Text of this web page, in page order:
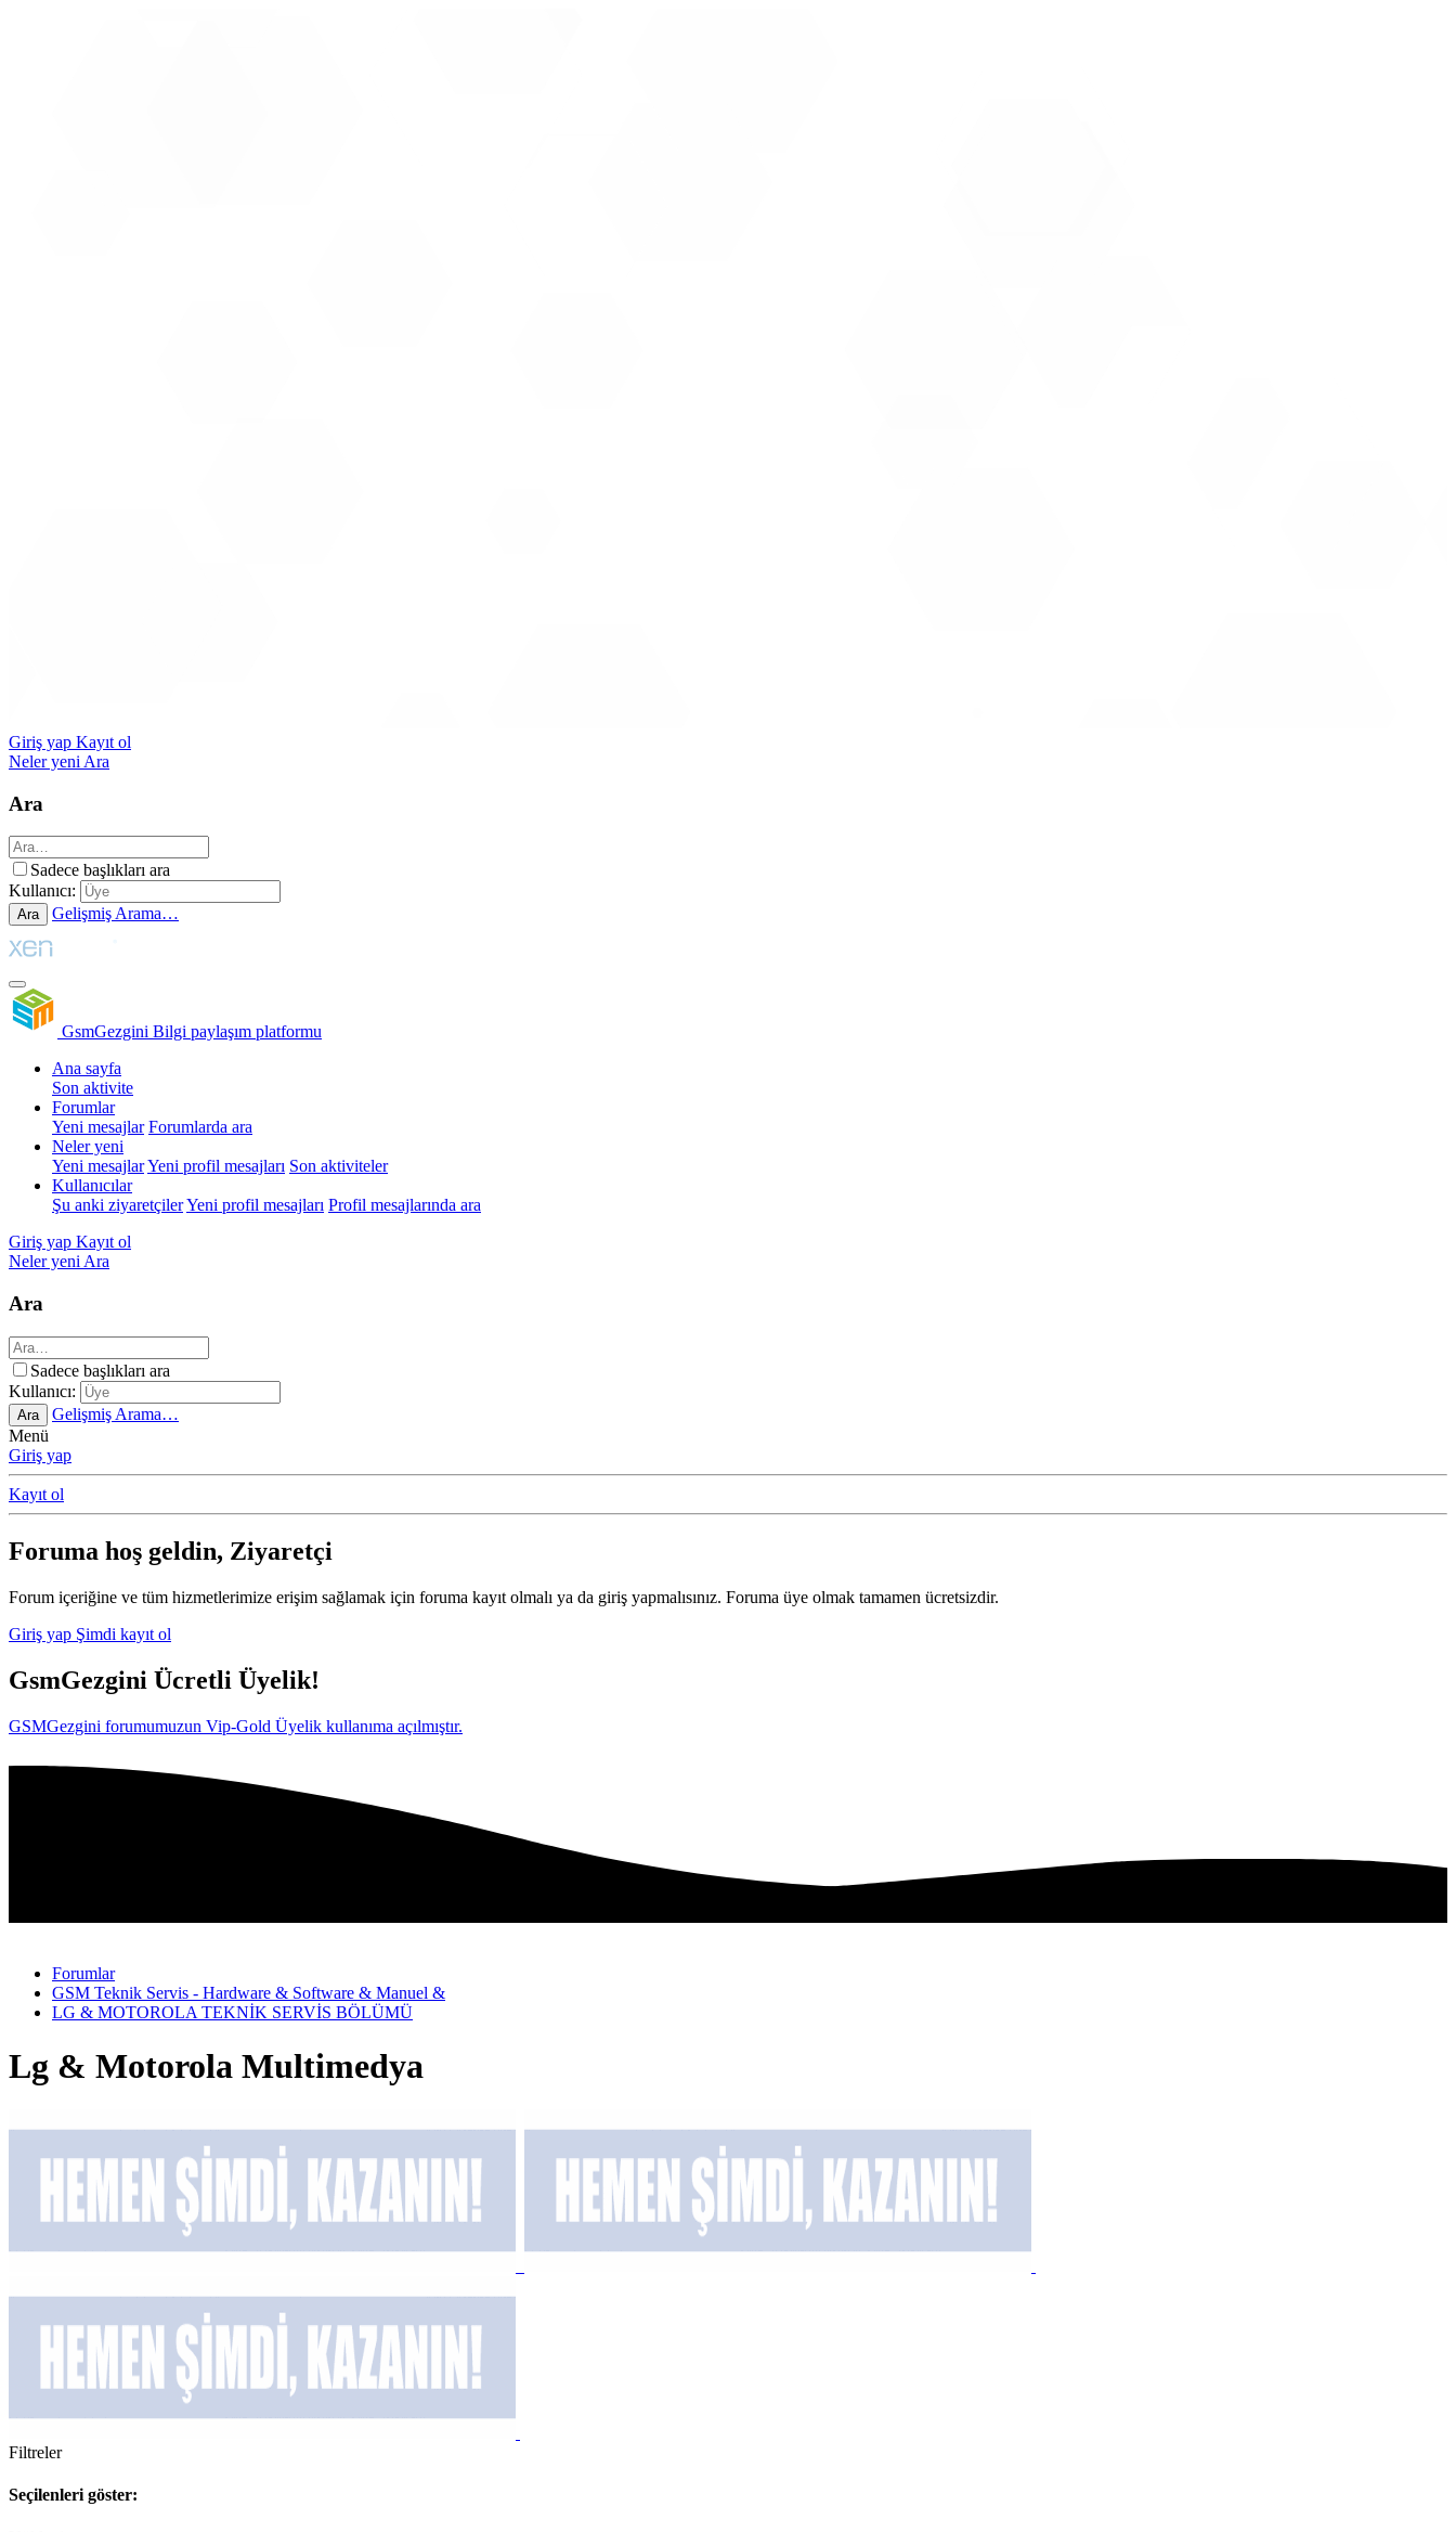
Giriş yap Kayıt ol
Neler yeni Ara
Ara
Sadece başlıkları ara
Kullanıcı:
Ara Gelişmiş Arama…
GsmGezgini Bilgi paylaşım platformu
Ana sayfa
Son aktivite
Forumlar
Yeni mesajlar Forumlarda ara
Neler yeni
Yeni mesajlarYeni profil mesajları Son aktiviteler
Kullanıcılar
Şu anki ziyaretçilerYeni profil mesajları Profil mesajlarında ara
Giriş yap Kayıt ol
Neler yeniAra
Ara
Sadece başlıkları ara
Kullanıcı:
Ara
Gelişmiş Arama…
Menü
Giriş yap
Kayıt ol
Foruma hoş geldin, Ziyaretçi
Forum içeriğine ve tüm hizmetlerimize erişim sağlamak için foruma kayıt olmalı ya da giriş yapmalısınız. Foruma üye olmak tamamen ücretsizdir.
Giriş yap Şimdi kayıt ol
GsmGezgini Ücretli Üyelik!
GSMGezgini forumumuzun Vip-Gold Üyelik kullanıma açılmıştır.
Forumlar
GSM Teknik Servis - Hardware & Software & Manuel &
LG & MOTOROLA TEKNİK SERVİS BÖLÜMÜ
Lg & Motorola Multimedya
Filtreler
Seçilenleri göster: